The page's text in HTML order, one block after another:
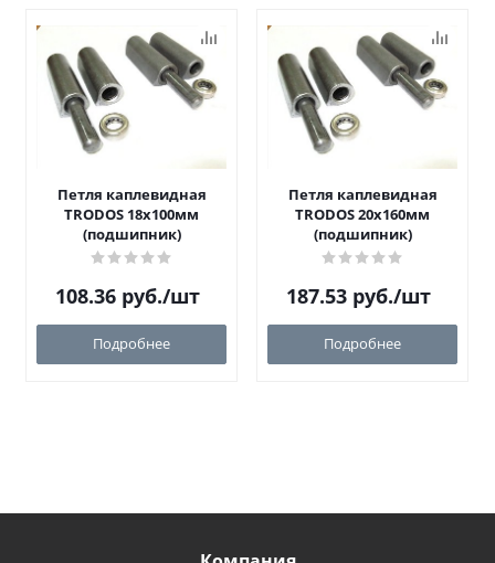
Петля каплевидная
TRODOS 18х100мм
(подшипник)
108.36 руб./шт
Подробнее
Петля каплевидная
TRODOS 20х160мм
(подшипник)
187.53 руб./шт
Подробнее